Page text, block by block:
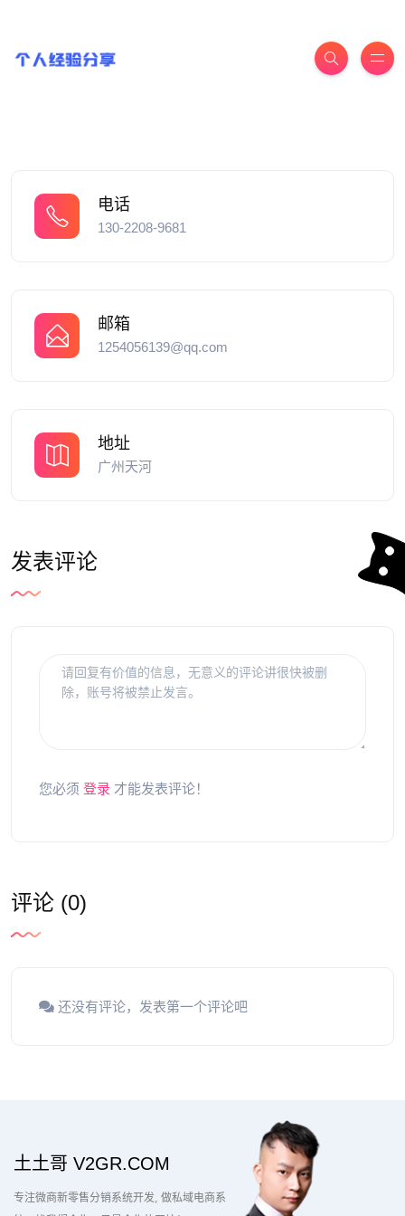
电话
130-2208-9681
邮箱
1254056139@qq.com
地址
广州天河
发表评论
您必须 登录 才能发表评论！
评论 (0)
还没有评论，发表第一个评论吧
土土哥 V2GR.COM
专注微商新零售分销系统开发 做私域电商系